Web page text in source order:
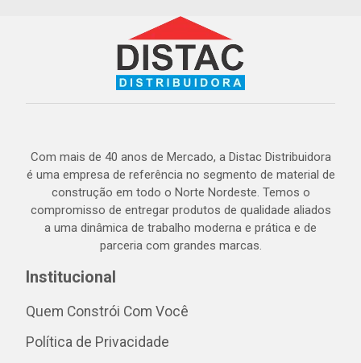
Com mais de 40 anos de Mercado, a Distac Distribuidora
é uma empresa de referência no segmento de material de
construção em todo o Norte Nordeste. Temos o
compromisso de entregar produtos de qualidade aliados
a uma dinâmica de trabalho moderna e prática e de
parceria com grandes marcas.
Institucional
Quem Constrói Com Você
Política de Privacidade